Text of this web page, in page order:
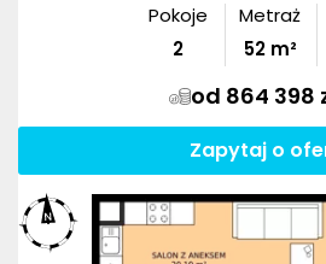
Pokoje
2
Metraż
52m²
od 864 398
Zapytaj o